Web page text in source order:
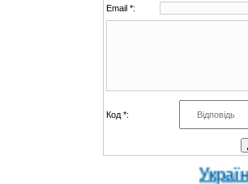
Email *:
Код *: